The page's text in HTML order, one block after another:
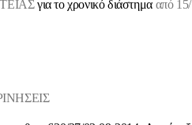
για το χρονικό διάστημα από